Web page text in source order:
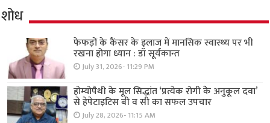
शोध
फेफड़ों के कैंसर के इलाज में मानसिक स्वास्थ्य पर भी
रखना होगा ध्यान : डॉ सूर्यकान्त
July 31, 2026- 11:29 PM
होम्योपैथी के मूल सिद्धांत ‘प्रत्येक रोगी केे अनुकूल दवा’
से हेपेटाइटिस बी व सी का सफल उपचार
July 28, 2026- 11:15 AM